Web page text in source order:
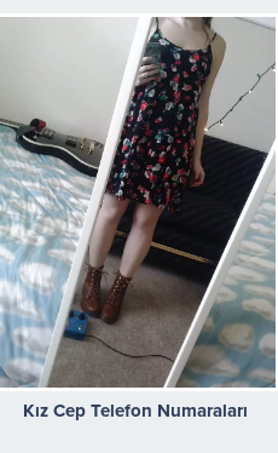
Kız Cep Telefon Numaraları